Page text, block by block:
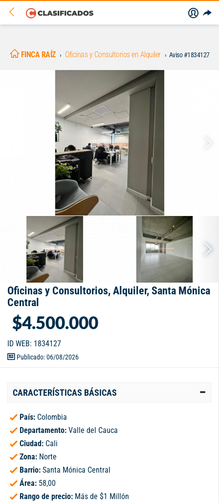
FINCA RAÍZ Oficinas y Consultorios en Alquiler Aviso #1834127
Oficinas y Consultorios, Alquiler, Santa Mónica
Central
$4.500.000
ID WEB: 1834127
Publicado: 06/08/2026
CARACTERÍSTICAS BÁSICAS
País: Colombia
Departamento: Valle del Cauca
Ciudad: Cali
Zona: Norte
Barrio: Santa Mónica Central
Área: 58,00
Rango de precio: Más de $1 Millón